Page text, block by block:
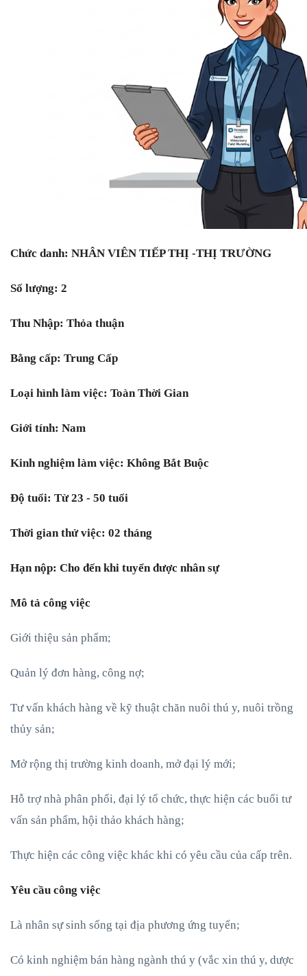
Chức danh: NHÂN VIÊN TIẾP THỊ -THỊ TRƯỜNG
Số lượng: 2
Thu Nhập: Thỏa thuận
Bằng cấp: Trung Cấp
Loại hình làm việc: Toàn Thời Gian
Giới tính: Nam
Kinh nghiệm làm việc: Không Bắt Buộc
Độ tuổi: Từ 23 - 50 tuổi
Thời gian thử việc: 02 tháng
Hạn nộp: Cho đến khi tuyển được nhân sự
Mô tả công việc
Giới thiệu sản phẩm;
Quản lý đơn hàng, công nợ;
Tư vấn khách hàng về kỹ thuật chăn nuôi thú y, nuôi trồng
thủy sản;
Mở rộng thị trường kinh doanh, mở đại lý mới;
Hỗ trợ nhà phân phối, đại lý tổ chức, thực hiện các buổi tư
vấn sản phẩm, hội thảo khách hàng;
Thực hiện các công việc khác khi có yêu cầu của cấp trên.
Yêu cầu công việc
Là nhân sự sinh sống tại địa phương ứng tuyển;
Có kinh nghiệm bán hàng ngành thú y (vắc xin thú y, dược